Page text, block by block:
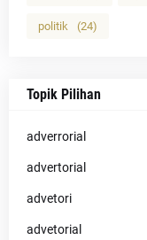
politik (24)
Topik Pilihan
adverrorial
advertorial
advetori
advetorial